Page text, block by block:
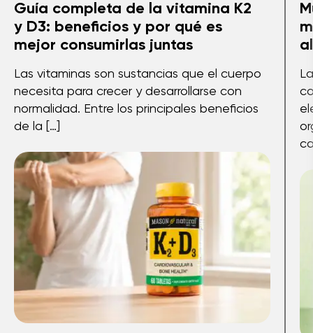
Guía completa de la vitamina K2
y D3: beneficios y por qué es
mejor consumirlas juntas
Las vitaminas son sustancias que el cuerpo
necesita para crecer y desarrollarse con
normalidad. Entre los principales beneficios
de la […]